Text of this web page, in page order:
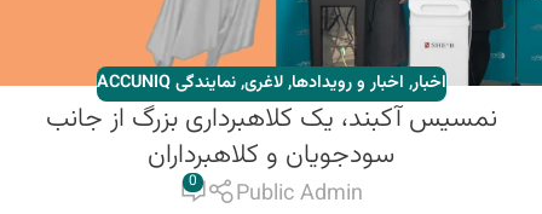
اخبار, اخبار و رویدادها,لاغری,نمایندگی ACCUNIQ
نمسیس آکبند، یک کلاهبرداری بزرگ از جانب
سودجویان و کلاهبرداران
Public Admin
0